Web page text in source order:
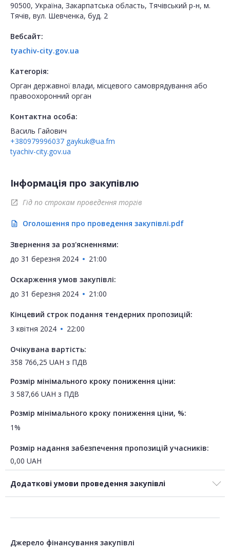
90500, Україна, Закарпатська область, Тячівський р-н, м.
Тячів, вул. Шевченка, буд. 2
Вебсайт:
tyachiv-city.gov.ua
Категорія:
Орган державної влади, місцевого самоврядування або
правоохоронний орган
Контактна особа:
Василь Гайович
+380979996037 gaykuk@ua.fm
tyachiv-city.gov.ua
Інформація про закупівлю
open_in_new Гід по строкам проведення торгів
description Оголошення про проведення закупівлі.pdf
Звернення за роз'ясненнями:
до 31 березня 2024 21:00
Оскарження умов закупівлі:
до 31 березня 2024 21:00
Кінцевий строк подання тендерних пропозицій:
3 квітня 2024
22:00
Очікувана вартість:
358 766,25 UAH з ПДВ
Розмір мінімального кроку пониження ціни:
3 587,66 UAH з ПДВ
Розмір мінімального кроку пониження ціни, %:
1%
Розмір надання забезпечення пропозицій учасників:
0,00 UAH
Додаткові умови проведення закупівлі
Джерело фінансування закупівлі